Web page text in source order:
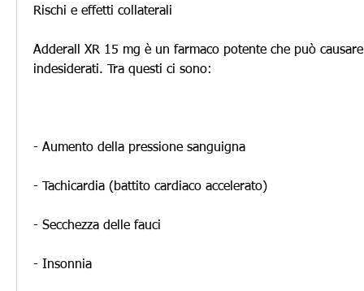
Rischi e effetti collaterali
Adderall XR 15 mg è un farmaco potente che può
indesiderati. Tra questi ci sono:
- Aumento della pressione sanguigna
- Tachicardia (battito cardiaco accelerato)
- Secchezza delle fauci
- Insonnia